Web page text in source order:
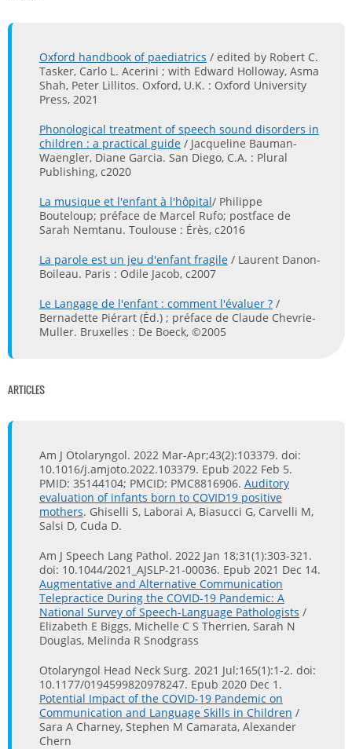
Oxford handbook of paediatrics / edited by Robert C.
Tasker, Carlo L. Acerini ; with Edward Holloway, Asma
Shah, Peter Lillitos. Oxford, U.K. : Oxford University
Press, 2021
Phonological treatment of speech sound disorders in
children : a practical guide / Jacqueline Bauman-
Waengler, Diane Garcia. San Diego, C.A. : Plural
Publishing, c2020
La musique et l'enfant à l'hôpital/ Philippe
Bouteloup; préface de Marcel Rufo; postface de
Sarah Nemtanu. Toulouse : Érès, c2016
La parole est un jeu d'enfant fragile / Laurent Danon-
Boileau. Paris : Odile Jacob, c2007
Le Langage de l'enfant : comment l'évaluer ? /
Bernadette Piérart (Éd.) ; préface de Claude Chevrie-
Muller. Bruxelles : De Boeck, ©2005
ARTICLES
Am J Otolaryngol. 2022 Mar-Apr;43(2):103379. doi:
10.1016/j.amjoto.2022.103379. Epub 2022 Feb 5.
PMID: 35144104; PMCID: PMC8816906. Auditory
evaluation of infants born to COVID19 positive
mothers. Ghiselli S, Laborai A, Biasucci G, Carvelli M,
Salsi D, Cuda D.
Am J Speech Lang Pathol. 2022 Jan 18;31(1):303-321.
doi: 10.1044/2021_AJSLP-21-00036. Epub 2021 Dec 14.
Augmentative and Alternative Communication
Telepractice During the COVID-19 Pandemic: A
National Survey of Speech-Language Pathologists /
Elizabeth E Biggs, Michelle C S Therrien, Sarah N
Douglas, Melinda R Snodgrass
Otolaryngol Head Neck Surg. 2021 Jul;165(1):1-2. doi:
10.1177/0194599820978247. Epub 2020 Dec 1.
Potential Impact of the COVID-19 Pandemic on
Communication and Language Skills in Children /
Sara A Charney, Stephen M Camarata, Alexander
Chern